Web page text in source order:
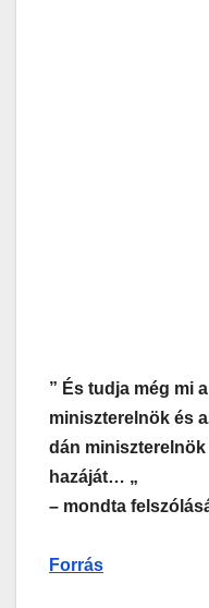
” És tudja még mi
miniszterelnök és
dán
hazáját… „
– mondta
Forrás